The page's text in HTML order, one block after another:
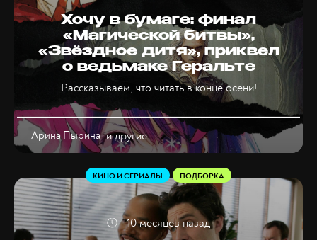
Хочу в бумаге: финал
«Магической битвы»,
«Звёздное дитя», приквел
о ведьмаке Геральте
Рассказываем, что читать в конце осени!
Арина Пыринаи другие
КИНО И СЕРИАЛЫ ПОДБОРКА
10 месяцев назад